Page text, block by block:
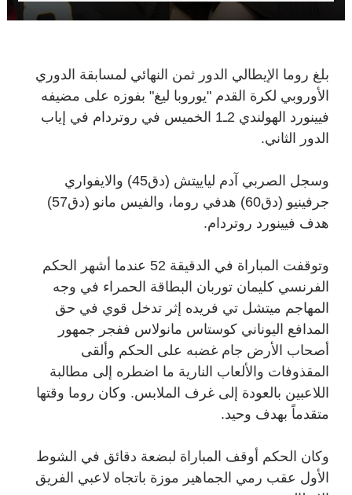
بلغ روما الإيطالي الدور ثمن النهائي لمسابقة الدوري
الأوروبي لكرة القدم "يوروبا ليغ" بفوزه على مضيفه
فيينورد الهولندي 2ـ1 الخميس في روتردام في إياب
الدور الثاني.
وسجل الصربي آدم لياييتش (دق45) والايفواري
جرفينيو (دق60) هدفي روما، والفيس مانو (دق57)
هدف فيينورد روتردام.
وتوقفت المباراة في الدقيقة 52 عندما أشهر الحكم
الفرنسي كليمان توربان البطاقة الحمراء في وجه
المهاجم ميتشل تي فريده إثر تدخل قوي في حق
المدافع اليوناني كوستاس مانولاس ففجر جمهور
أصحاب الأرض جام غضبه على الحكم وألقى
المقذوفات والألعاب النارية ما اضطره إلى مطالبة
اللاعبين بالعودة إلى غرف الملابس. وكان روما وقتها
متقدماً بهدف وحيد.
وكان الحكم أوقف المباراة لبضعة دقائق في الشوط
الأول عقب رمي الجماهير موزة باتجاه لاعبي الفريق